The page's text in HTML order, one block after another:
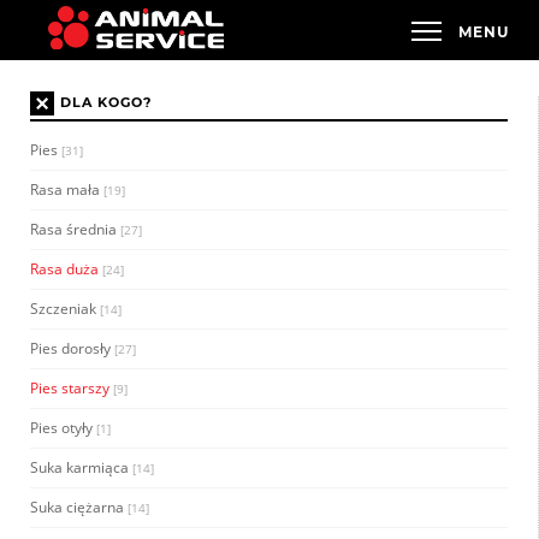
× DLA KOGO?
Pies [31]
Rasa mała [19]
Rasa średnia [27]
Rasa duża [24]
Szczeniak [14]
Pies dorosły [27]
Pies starszy [9]
Pies otyły [1]
Suka karmiąca [14]
Suka ciężarna [14]